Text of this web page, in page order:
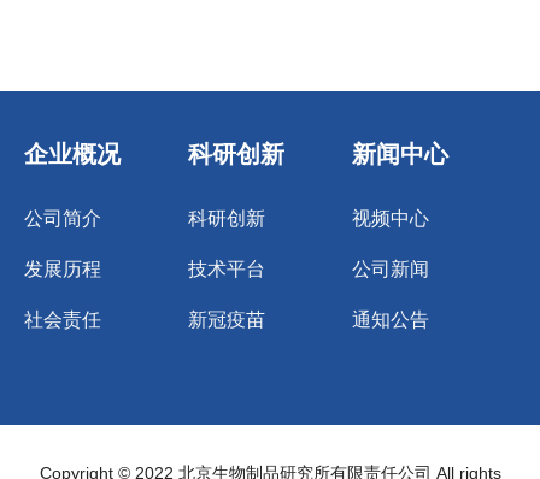
企业概况
公司简介
发展历程
社会责任
科研创新
科研创新
技术平台
新冠疫苗
新闻中心
视频中心
公司新闻
通知公告
Copyright © 2022 北京生物制品研究所有限责任公司 All rights